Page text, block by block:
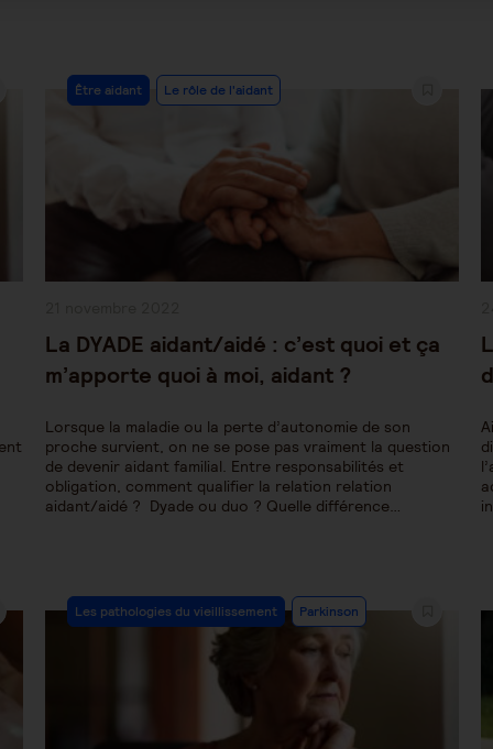
Post
Category:
Être aidant Le rôle de l'aidant
La DYADE aidant/aidé : c’est quoi et ça
m’apporte quoi à moi, aidant ?
Lorsque la maladie ou la perte d’autonomie de son
proche survient, on ne se pose pas vraiment la question
de devenir aidant familial. Entre responsabilités et
obligation, comment qualifier la relation relation
aidant/aidé ? Dyade ou duo ? Quelle différence…
Post
Category:
Les pathologies du vieillissement Parkinson